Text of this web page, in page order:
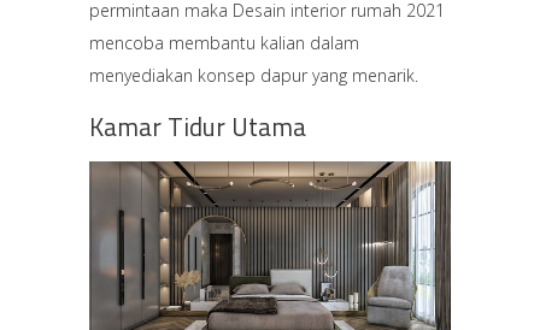
permintaan maka Desain interior rumah 2021
mencoba membantu kalian dalam
menyediakan konsep dapur yang menarik.
Kamar Tidur Utama